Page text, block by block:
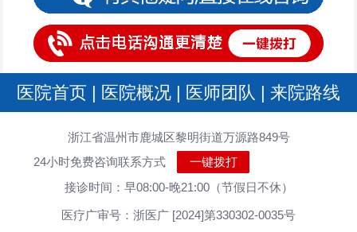
医院首页 | 医院概况 | 医师团队 | 来院路线
浙江省温州市鹿城区黎明街道万源路849号
24小时免费咨询联系方式
一键拨打
接诊时间：早08:00-晚21:00（节假日不休）
医疗广审号：浙医广 [2024]第330302-0035号